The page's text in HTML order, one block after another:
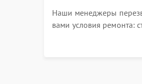
Наши менеджеры
вами условия ремонта: